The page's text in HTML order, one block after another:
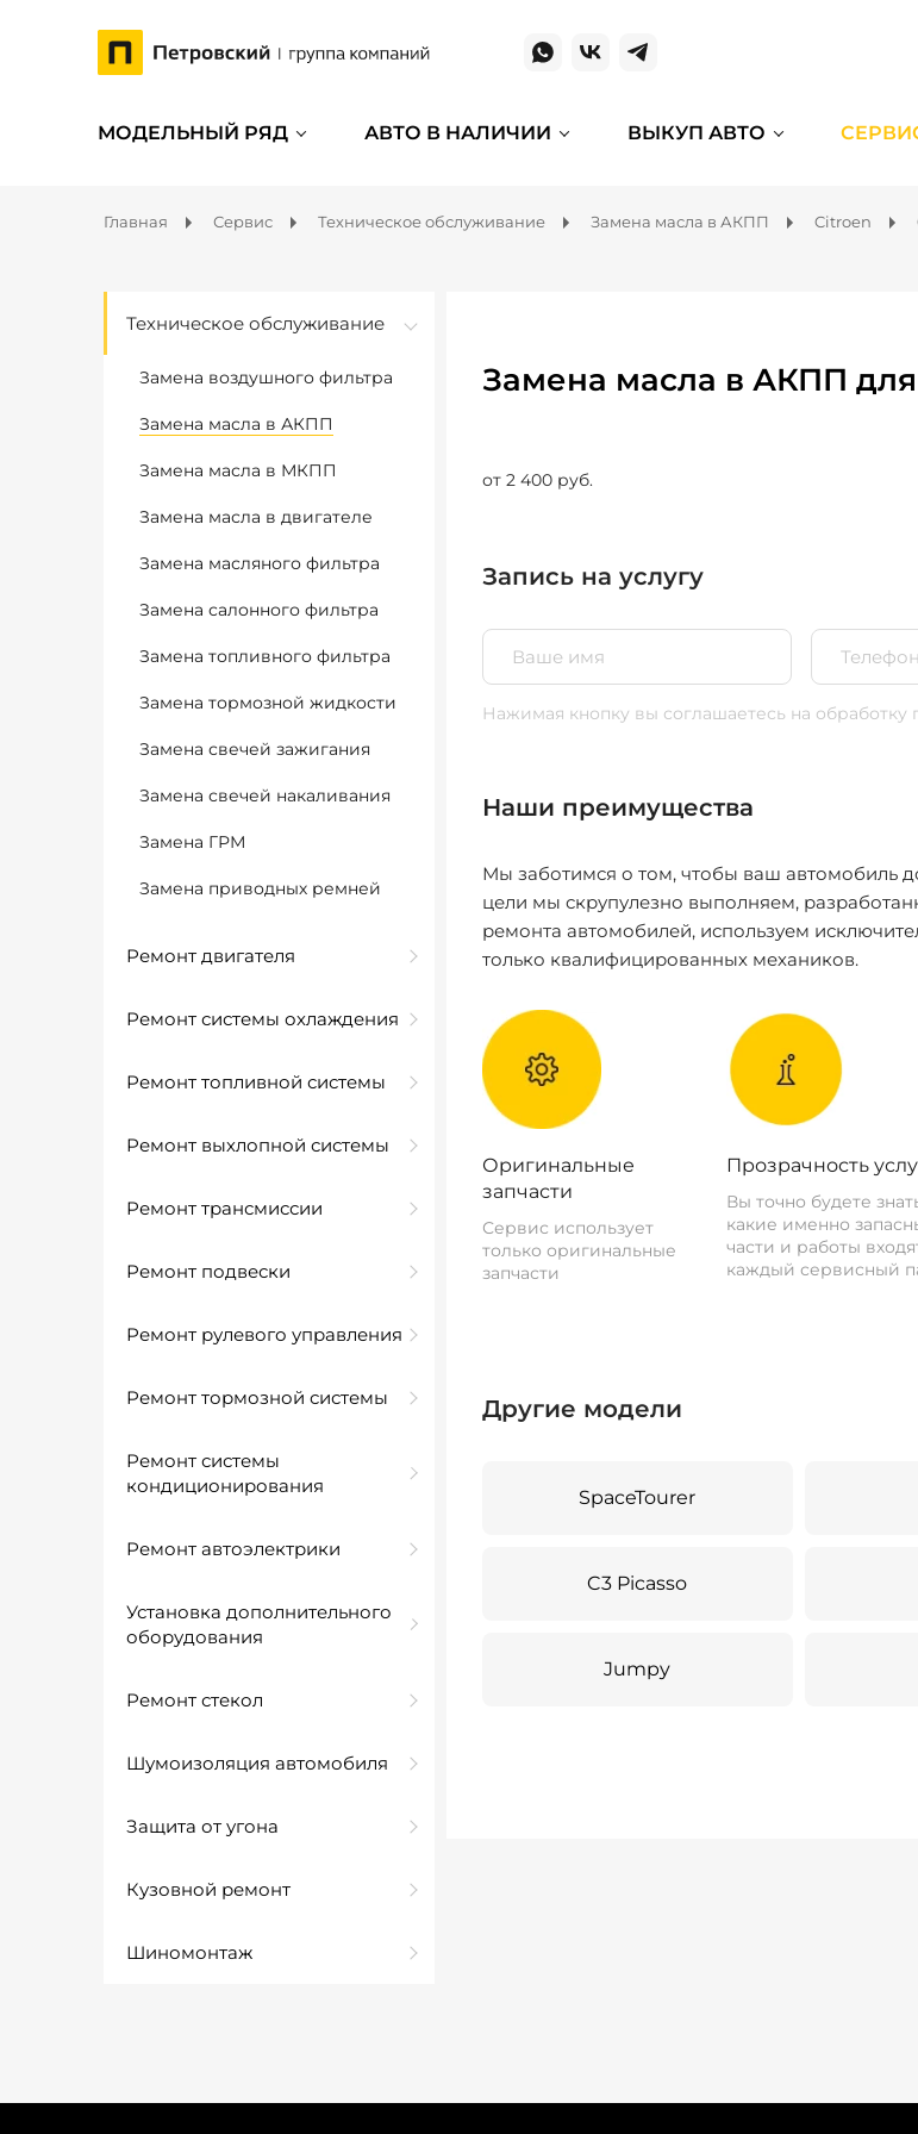
МОДЕЛЬНЫЙ РЯД АВТО В НАЛИЧИИ ВЫКУП АВТО
Главная Сервис Техническое обслуживание Замена масла в АКПП Citroen
Техническое обслуживание
Замена воздушного фильтра
Замена масла в АКПП
Замена масла в МКПП
Замена масла в двигателе
Замена масляного фильтра
Замена салонного фильтра
Замена топливного фильтра
Замена тормозной жидкости
Замена свечей зажигания
Замена свечей накаливания
Замена ГРМ
Замена приводных ремней
Ремонт двигателя
Ремонт системы охлаждения
Ремонт топливной системы
Ремонт выхлопной системы
Ремонт трансмиссии
Ремонт подвески
Ремонт рулевого управления
Ремонт тормозной системы
Ремонт системы
кондиционирования
Ремонт автоэлектрики
Установка дополнительного
оборудования
Ремонт стекол
Шумоизоляция автомобиля
Защита от угона
Кузовной ремонт
Шиномонтаж
Замена масла в АКПП
от 2 400 руб.
Запись на услугу
Нажимая кнопку вы соглашаетесь на обработку
Наши преимущества
Мы заботимся о том, чтобы ваш автомобиль
цели мы скрупулезно выполняем,
ремонта автомобилей, используем
только квалифицированных механиков.
Оригинальные
запчасти
Сервис использует
только оригинальные
запчасти
Прозрачность
Вы точно будете
какие именно
части и работы
каждый сервисный
Другие модели
SpaceTourer
C3 Picasso
Jumpy